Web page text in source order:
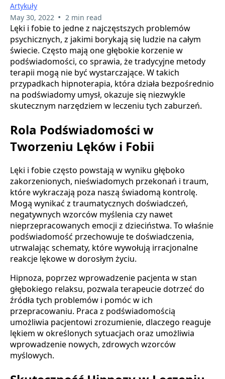
Artykuły
May 30, 2022 • 2 min read
Lęki i fobie to jedne z najczęstszych problemów
psychicznych, z jakimi borykają się ludzie na całym
świecie. Często mają one głębokie korzenie w
podświadomości, co sprawia, że tradycyjne metody
terapii mogą nie być wystarczające. W takich
przypadkach hipnoterapia, która działa bezpośrednio
na podświadomy umysł, okazuje się niezwykle
skutecznym narzędziem w leczeniu tych zaburzeń.
Rola Podświadomości w
Tworzeniu Lęków i Fobii
Lęki i fobie często powstają w wyniku głęboko
zakorzenionych, nieświadomych przekonań i traum,
które wykraczają poza naszą świadomą kontrolę.
Mogą wynikać z traumatycznych doświadczeń,
negatywnych wzorców myślenia czy nawet
nieprzepracowanych emocji z dzieciństwa. To właśnie
podświadomość przechowuje te doświadczenia,
utrwalając schematy, które wywołują irracjonalne
reakcje lękowe w dorosłym życiu.
Hipnoza, poprzez wprowadzenie pacjenta w stan
głębokiego relaksu, pozwala terapeucie dotrzeć do
źródła tych problemów i pomóc w ich
przepracowaniu. Praca z podświadomością
umożliwia pacjentowi zrozumienie, dlaczego reaguje
lękiem w określonych sytuacjach oraz umożliwia
wprowadzenie nowych, zdrowych wzorców
myślowych.